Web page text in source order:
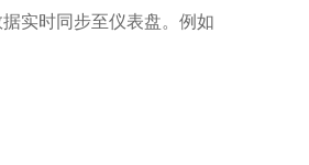
实时同步至仪表盘。例如